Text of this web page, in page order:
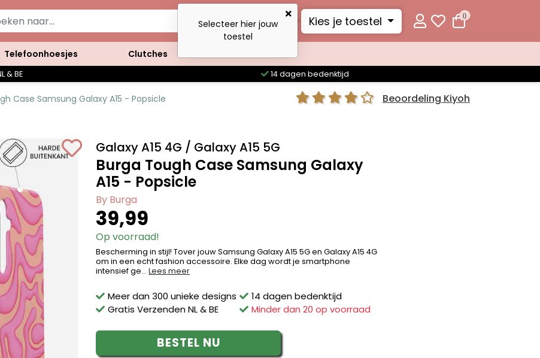
Kies je toestel 0
Telefoonhoesjes Clutches
& BE 14 dagen bedenktijd
Case Samsung Galaxy A15 - Popsicle Beoordeling Kiyoh
Galaxy A15 4G / Galaxy A15 5G
Burga Tough Case Samsung Galaxy
A15 - Popsicle
By Burga
39,99
Op voorraad!
Bescherming in stijl! Tover jouw Samsung Galaxy A15 5G en Galaxy A15 4G
om in een echt fashion accessoire. Elke dag wordt je smartphone
intensief ge...Lees meer
Meer dan 300 unieke designs
Gratis Verzenden NL & BE
14 dagen bedenktijd
Minder dan 20 op voorraad
BESTEL NU
Selecteer hier jouw
toestel